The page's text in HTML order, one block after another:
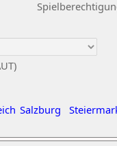
Salzburg